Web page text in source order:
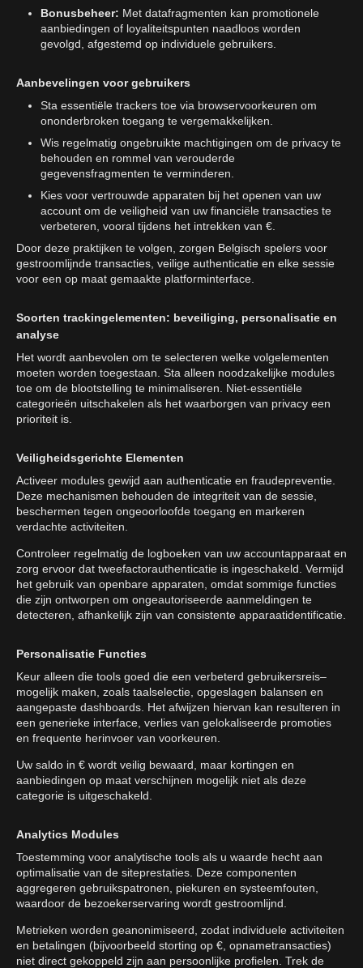
Bonusbeheer: Met datafragmenten kan promotionele
aanbiedingen of loyaliteitspunten naadloos worden
gevolgd, afgestemd op individuele gebruikers.
Aanbevelingen voor gebruikers
Sta essentiële trackers toe via browservoorkeuren om
ononderbroken toegang te vergemakkelijken.
Wis regelmatig ongebruikte machtigingen om de privacy te
behouden en rommel van verouderde
gegevensfragmenten te verminderen.
Kies voor vertrouwde apparaten bij het openen van uw
account om de veiligheid van uw financiële transacties te
verbeteren, vooral tijdens het intrekken van €.
Door deze praktijken te volgen, zorgen Belgisch spelers voor
gestroomlijnde transacties, veilige authenticatie en elke sessie
voor een op maat gemaakte platforminterface.
Soorten trackingelementen: beveiliging, personalisatie en
analyse
Het wordt aanbevolen om te selecteren welke volgelementen
moeten worden toegestaan. Sta alleen noodzakelijke modules
toe om de blootstelling te minimaliseren. Niet-essentiële
categorieën uitschakelen als het waarborgen van privacy een
prioriteit is.
Veiligheidsgerichte Elementen
Activeer modules gewijd aan authenticatie en fraudepreventie.
Deze mechanismen behouden de integriteit van de sessie,
beschermen tegen ongeoorloofde toegang en markeren
verdachte activiteiten.
Controleer regelmatig de logboeken van uw accountapparaat en
zorg ervoor dat tweefactorauthenticatie is ingeschakeld. Vermijd
het gebruik van openbare apparaten, omdat sommige functies
die zijn ontworpen om ongeautoriseerde aanmeldingen te
detecteren, afhankelijk zijn van consistente apparaatidentificatie.
Personalisatie Functies
Keur alleen die tools goed die een verbeterd gebruikersreis–
mogelijk maken, zoals taalselectie, opgeslagen balansen en
aangepaste dashboards. Het afwijzen hiervan kan resulteren in
een generieke interface, verlies van gelokaliseerde promoties
en frequente herinvoer van voorkeuren.
Uw saldo in € wordt veilig bewaard, maar kortingen en
aanbiedingen op maat verschijnen mogelijk niet als deze
categorie is uitgeschakeld.
Analytics Modules
Toestemming voor analytische tools als u waarde hecht aan
optimalisatie van de siteprestaties. Deze componenten
aggregeren gebruikspatronen, piekuren en systeemfouten,
waardoor de bezoekerservaring wordt gestroomlijnd.
Metrieken worden geanonimiseerd, zodat individuele activiteiten
en betalingen (bijvoorbeeld storting op €, opnametransacties)
niet direct gekoppeld zijn aan persoonlijke profielen. Trek de